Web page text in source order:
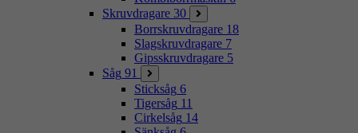
Skruvdragare 30
Borrskruvdragare 18
Slagskruvdragare 7
Gipsskruvdragare 5
Såg 91
Sticksåg 6
Tigersåg 11
Cirkelsåg 14